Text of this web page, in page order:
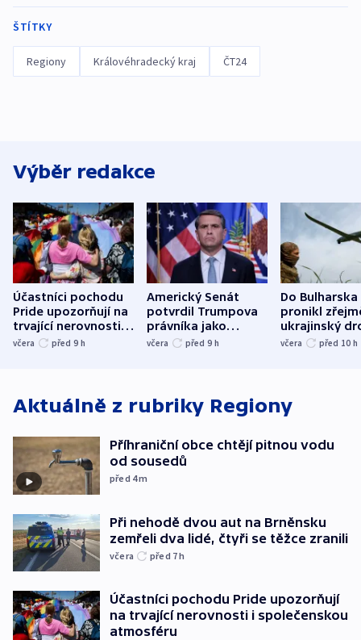
ŠTÍTKY
Regiony Královéhradecký kraj ČT24
Výběr redakce
Účastníci pochodu
Pride upozorňují na
trvající nerovnosti i
společenskou
včera před 9 h
Americký Senát
potvrdil Trumpova
právníka jako
ministra
včera před 9 h
Do Bulharska
pronikl
ukrajinský
explodoval
včera před 10 h
Aktuálně z rubriky Regiony
Příhraniční obce chtějí pitnou vodu
od sousedů
před 4m
Při nehodě dvou aut na Brněnsku
zemřeli dva lidé, čtyři se těžce zranili
včera před 7h
Účastníci pochodu Pride upozorňují
na trvající nerovnosti i společenskou
atmosféru